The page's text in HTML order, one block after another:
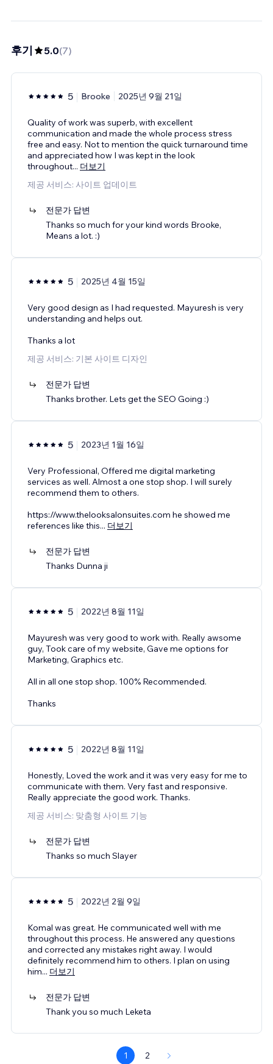
후기 5.0(7)
5 Brooke 2025년 9월 21일
Quality of work was superb, with excellent
communication and made the whole process stress
free and easy. Not to mention the quick turnaround time
and appreciated how I was kept in the look
throughout... 더보기
제공 서비스: 사이트 업데이트
전문가 답변
Thanks so much for your kind words Brooke,
Means a lot. :)
5 2025년 4월 15일
Very good design as I had requested. Mayuresh is very
understanding and helps out.
Thanks a lot
제공 서비스: 기본 사이트 디자인
전문가 답변
Thanks brother. Lets get the SEO Going :)
5 2023년 1월 16일
Very Professional, Offered me digital marketing
services as well. Almost a one stop shop. I will surely
recommend them to others.
https://www.thelooksalonsuites.com he showed me
references like this... 더보기
전문가 답변
Thanks Dunna ji
5 2022년 8월 11일
Mayuresh was very good to work with. Really awsome
guy, Took care of my website, Gave me options for
Marketing, Graphics etc.
All in all one stop shop. 100% Recommended.
Thanks
5 2022년 8월 11일
Honestly, Loved the work and it was very easy for me to
communicate with them. Very fast and responsive.
Really appreciate the good work. Thanks.
제공 서비스: 맞춤형 사이트 기능
전문가 답변
Thanks so much Slayer
5 2022년 2월 9일
Komal was great. He communicated well with me
throughout this process. He answered any questions
and corrected any mistakes right away. I would
definitely recommend him to others. I plan on using
him... 더보기
전문가 답변
Thank you so much Leketa
1 2